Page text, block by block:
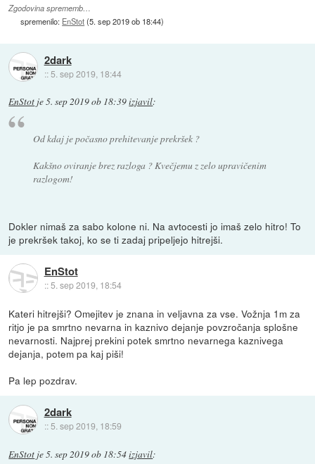
Zgodovina sprememb…
spremenilo: EnStot(5. sep 2019 ob 18:44)
2dark
:: 5. sep 2019, 18:44
EnStot je5. sep 2019 ob 18:39izjavil:
Od kdaj je počasno prehitevanje prekršek ?
Kakšno oviranje brez razloga ? Kvečjemu z zelo upravičenim
razlogom!
Dokler nimaš za sabo kolone ni. Na avtocesti jo imaš zelo hitro! To
je prekršek takoj, ko se ti zadaj pripeljejo hitrejši.
EnStot
::5. sep 2019, 18:54
Kateri hitrejši? Omejitev je znana in veljavna za vse. Vožnja 1m za
ritjo je pa smrtno nevarna in kaznivo dejanje povzročanja splošne
nevarnosti. Najprej prekini potek smrtno nevarnega kaznivega
dejanja, potem pa kaj piši!
Pa lep pozdrav.
2dark
:: 5. sep 2019, 18:59
EnStot je5. sep 2019 ob 18:54izjavil: